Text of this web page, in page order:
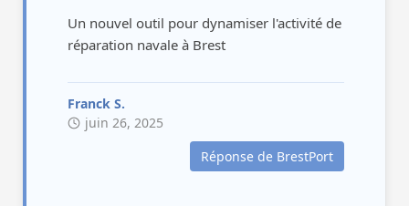
Un nouvel outil pour dynamiser l'activité de
réparation navale à Brest
Franck S.
juin 26, 2025
Réponse de BrestPort